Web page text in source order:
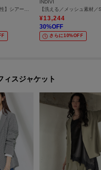
【接触冷感/通気性】シアーシャツジャケット
INDIVI
¥13,244
30%OFF
さらに10%OFF
ィスジャケット